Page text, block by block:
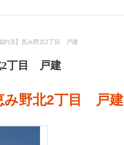
約済】恵み野北2丁目 戸建
2丁目 戸建
み野北2丁目 戸建